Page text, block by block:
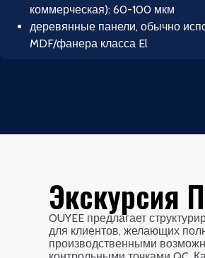
коммерческая): 60-100 мкм
деревянные панели, обычно
MDF/фанера класса El
Экскурсия
OUYEE предлагает
для клиентов, желающих
производственными